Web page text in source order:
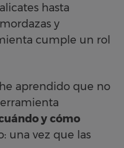
hasta
y
cumple un rol
aprendido que no
y cómo
una vez que las